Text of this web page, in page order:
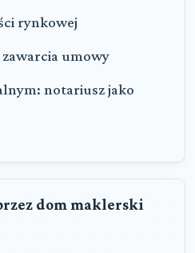
rynkowej
umowy
notariusz jako
dom maklerski